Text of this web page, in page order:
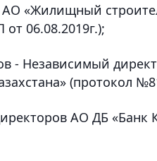
«Жилищный
06.08.2019г.);
- Независимый
(протокол
АО ДБ «Банк